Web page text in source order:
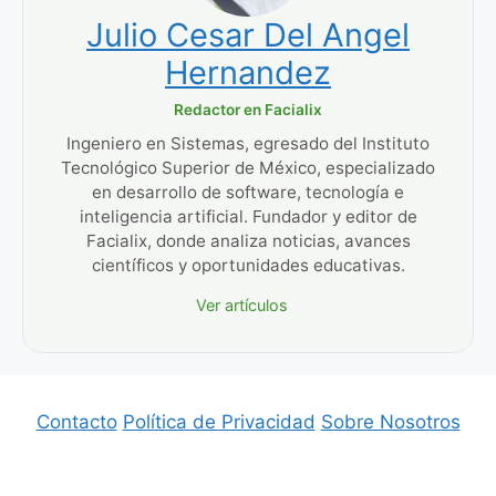
Julio Cesar Del Angel
Hernandez
Redactor en Facialix
Ingeniero en Sistemas, egresado del Instituto
Tecnológico Superior de México, especializado
en desarrollo de software, tecnología e
inteligencia artificial. Fundador y editor de
Facialix, donde analiza noticias, avances
científicos y oportunidades educativas.
Ver artículos
Contacto Política de Privacidad Sobre Nosotros